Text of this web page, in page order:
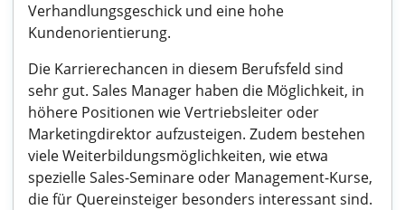
Verhandlungsgeschick und eine hohe
Kundenorientierung.
Die Karrierechancen in diesem Berufsfeld sind
sehr gut. Sales Manager haben die Möglichkeit, in
höhere Positionen wie Vertriebsleiter oder
Marketingdirektor aufzusteigen. Zudem bestehen
viele Weiterbildungsmöglichkeiten, wie etwa
spezielle Sales-Seminare oder Management-Kurse,
die für Quereinsteiger besonders interessant sind.